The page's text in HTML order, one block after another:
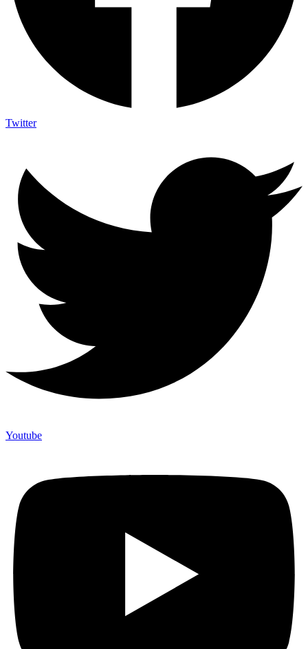
Twitter
Youtube